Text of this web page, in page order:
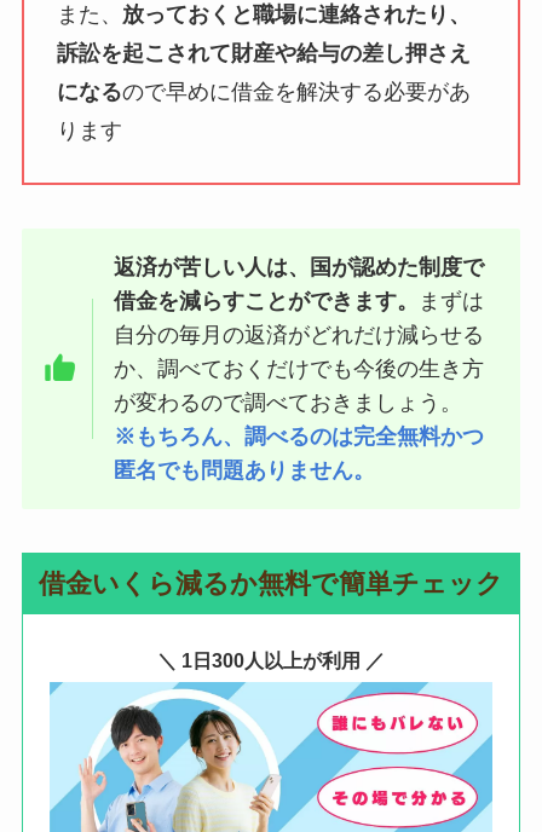
また、 放っておくと職場に連絡されたり、
訴訟を起こされて財産や給与の差し押さえ
になるので早めに借金を解決する必要があ
ります
返済が苦しい人は、国が認めた制度で
借金を減らすことができます。
まずは
自分の毎月の返済がどれだけ減らせる
か、調べておくだけでも今後の生き方
が変わるので調べておきましょう。
※もちろん、調べるのは完全無料かつ
匿名でも問題ありません。
借金いくら減るか無料で簡単チェック
＼ 1日300人以上が利用 ／